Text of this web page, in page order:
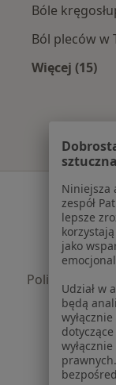
Bóle
Ból pleców w
Więcej (15)
Polityka
Polityka
dane
Jak
Niniejsza
zespół
lepsze
jako
Udział w
będą